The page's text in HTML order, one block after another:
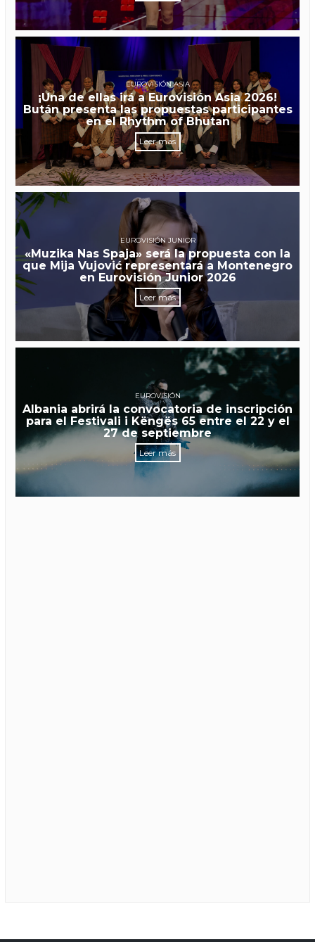
EUROVISIÓN ASIA
¡Una de ellas irá a Eurovisión Asia 2026!
Bután presenta las propuestas participantes
en el Rhythm of Bhutan
Leer más
EUROVISIÓN JUNIOR
«Muzika Nas Spaja» será la propuesta con la
que Mija Vujović representará a Montenegro
en Eurovisión Junior 2026
Leer más
EUROVISIÓN
Albania abrirá la convocatoria de inscripción
para el Festivali i Këngës 65 entre el 22 y el
27 de septiembre
Leer más